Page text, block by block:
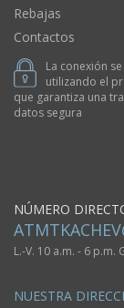
Rebajas
Contactos
La conexión
utilizando el
que garantiza una
datos segura
NÚMERO
L.-V. 10 a.m. - 6 p.m.
NUESTRA